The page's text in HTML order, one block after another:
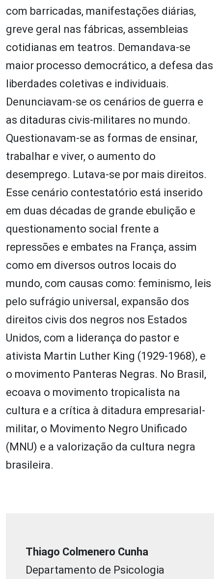
com barricadas, manifestações diárias,
greve geral nas fábricas, assembleias
cotidianas em teatros. Demandava-se
maior processo democrático, a defesa das
liberdades coletivas e individuais.
Denunciavam-se os cenários de guerra e
as ditaduras civis-militares no mundo.
Questionavam-se as formas de ensinar,
trabalhar e viver, o aumento do
desemprego. Lutava-se por mais direitos.
Esse cenário contestatório está inserido
em duas décadas de grande ebulição e
questionamento social frente a
repressões e embates na França, assim
como em diversos outros locais do
mundo, com causas como: feminismo, leis
pelo sufrágio universal, expansão dos
direitos civis dos negros nos Estados
Unidos, com a liderança do pastor e
ativista Martin Luther King (1929-1968), e
o movimento Panteras Negras. No Brasil,
ecoava o movimento tropicalista na
cultura e a crítica à ditadura empresarial-
militar, o Movimento Negro Unificado
(MNU) e a valorização da cultura negra
brasileira.
Thiago Colmenero Cunha
Departamento de Psicologia